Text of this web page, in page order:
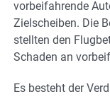
vorbeifahrende
Zielscheiben. Die
stellten den
Schaden an
Es besteht der